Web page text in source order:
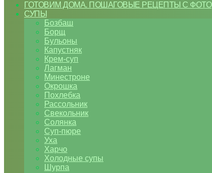
ГОТОВИМ ДОМА. ПОШАГОВЫЕ РЕЦЕПТЫ С ФОТО
СУПЫ
Бозбаш
Борщ
Бульоны
Капустняк
Крем-суп
Лагман
Минестроне
Окрошка
Похлебка
Рассольник
Свекольник
Солянка
Суп-пюре
Уха
Харчо
Холодные супы
Шурпа